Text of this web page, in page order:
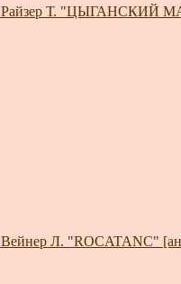
Райзер Т. "ЦЫГАНСКИЙ
Вейнер Л. "ROCATANC"